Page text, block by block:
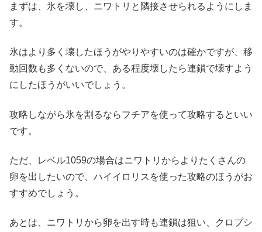
まずは、氷を壊し、ニワトリと隣接させられるようにしま
す。
氷はより多く壊したほうがやりやすいのは確かですが、移
動回数も多くないので、ある程度壊したら連鎖で壊すよう
にしたほうがいいでしょう。
攻略しながら氷を割るならフチアを使って攻略するといい
です。
ただ、レベル1059の場合はニワトリからよりたくさんの
卵を出したいので、ハイイロリスを使った攻略のほうがお
すすめでしょう。
あとは、ニワトリから卵を出す時も連鎖は狙い、クロプシ